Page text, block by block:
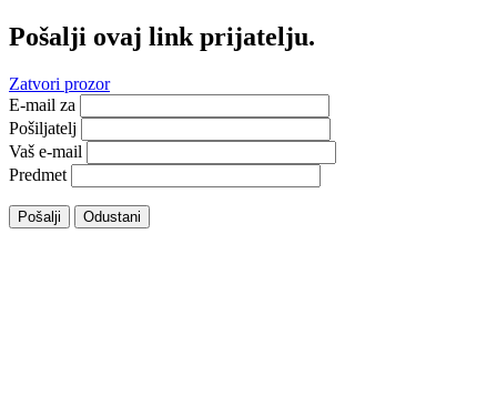
Pošalji ovaj link prijatelju.
Zatvori prozor
E-mail za
Pošiljatelj
Vaš e-mail
Predmet
Pošalji Odustani